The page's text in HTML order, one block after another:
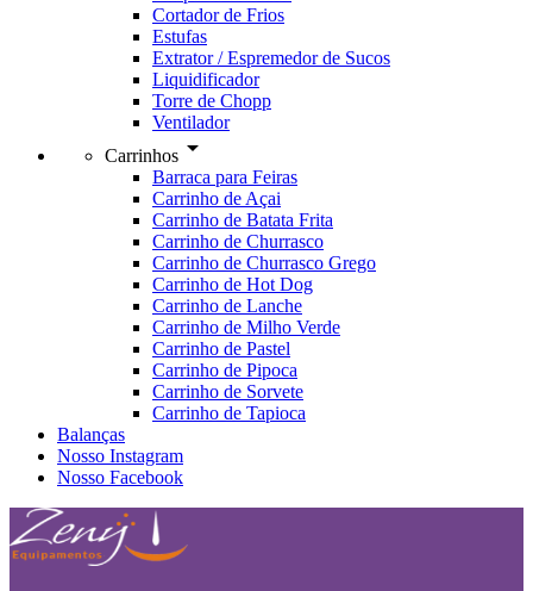
Cortador de Frios
Estufas
Extrator / Espremedor de Sucos
Liquidificador
Torre de Chopp
Ventilador
Carrinhos arrow_drop_down
Barraca para Feiras
Carrinho de Açai
Carrinho de Batata Frita
Carrinho de Churrasco
Carrinho de Churrasco Grego
Carrinho de Hot Dog
Carrinho de Lanche
Carrinho de Milho Verde
Carrinho de Pastel
Carrinho de Pipoca
Carrinho de Sorvete
Carrinho de Tapioca
Balanças
Nosso Instagram
Nosso Facebook